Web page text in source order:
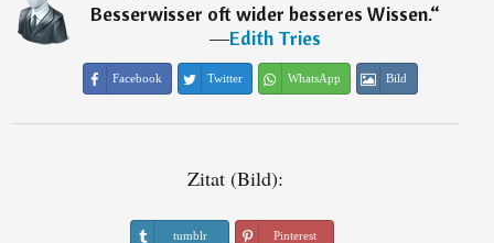
Besserwisser oft wider besseres Wissen.“
―Edith Tries
Facebook Twitter WhatsApp Bild
Zitat (Bild):
tumblr Pinterest